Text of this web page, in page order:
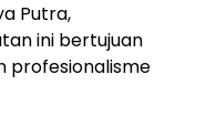
Putra,
ini bertujuan
profesionalisme